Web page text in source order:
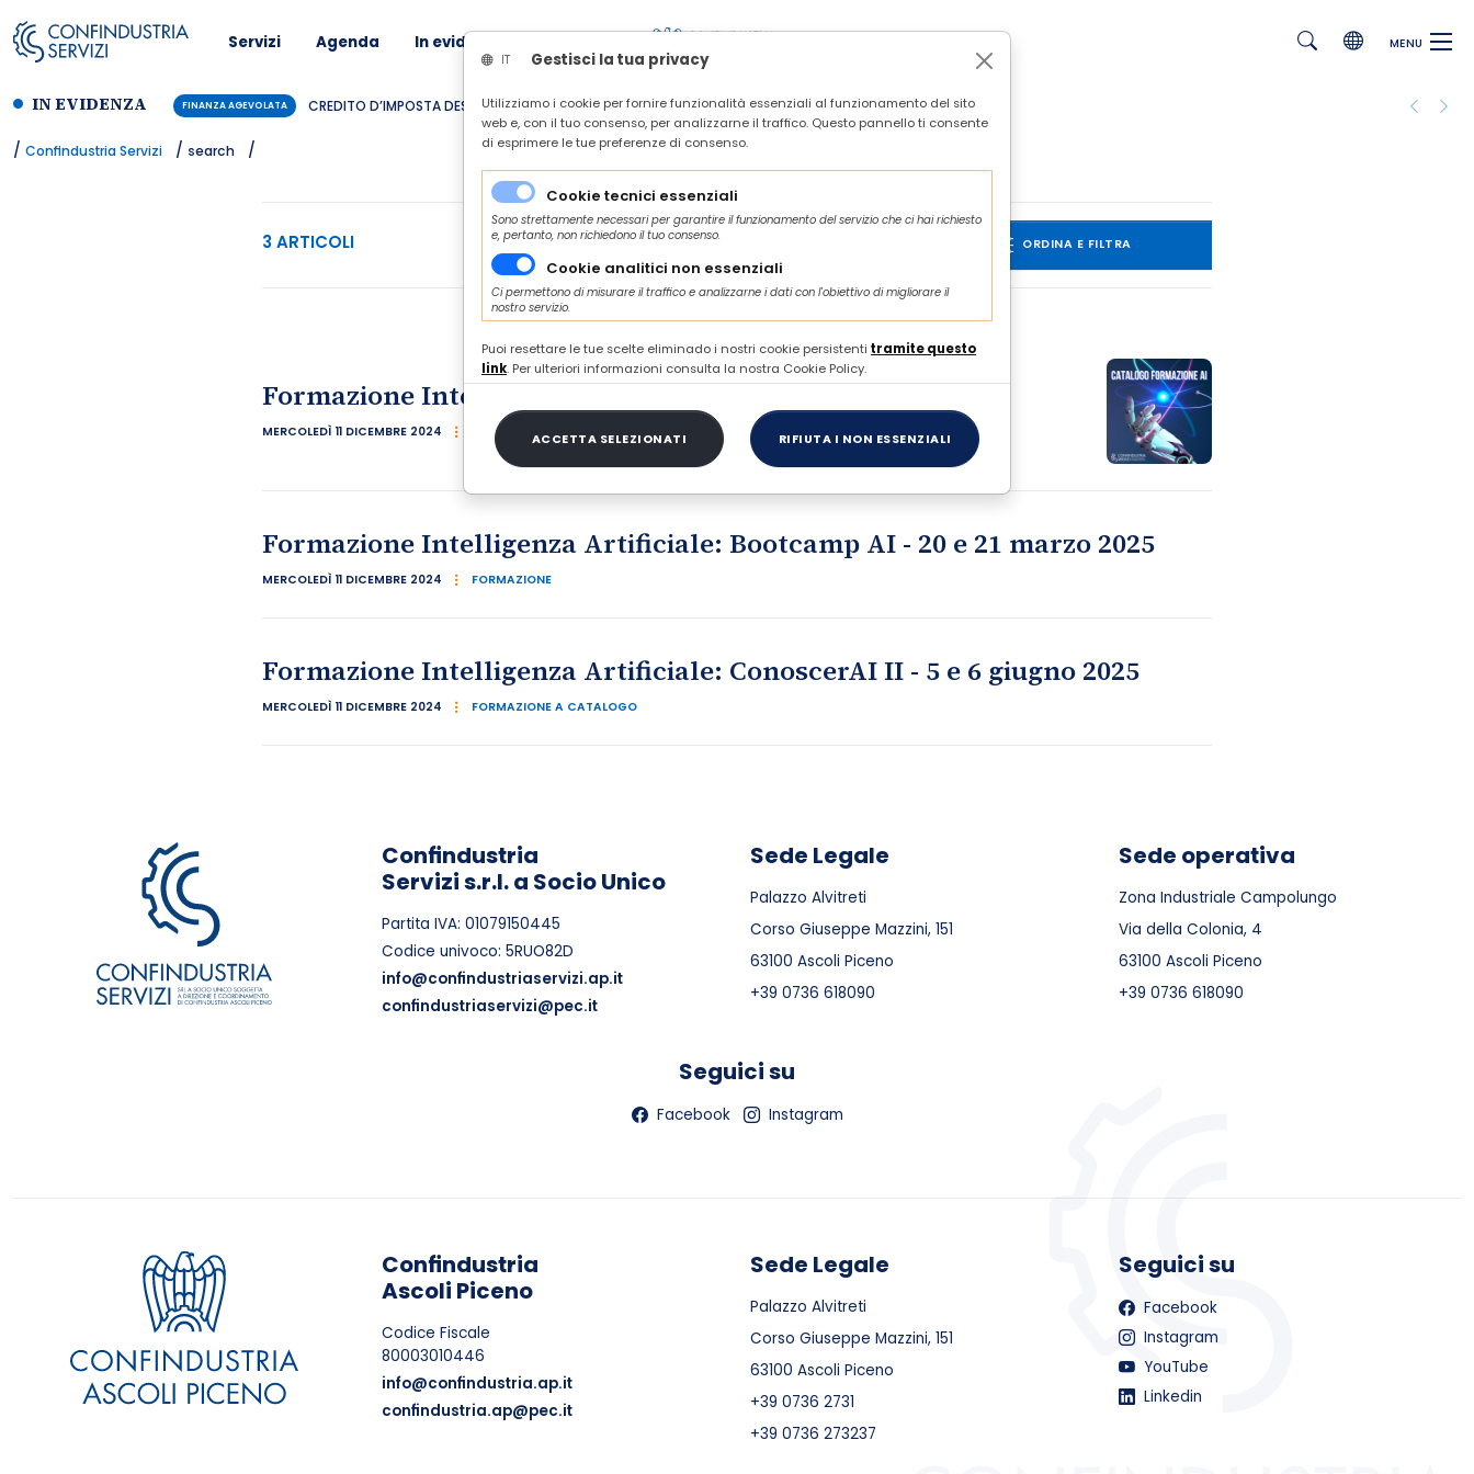
Servizi Agenda In evidenza MENU
IN EVIDENZA FINANZA AGEVOLATA CREDITO D’IMPOSTA DESIGN E IDEAZIONE ESTETICA - APERTURA SPORTELLO: ORE 12:00 DEL 7 LUGLIO 2026
/ Confindustria Servizi / search /
3 ARTICOLI ORDINA E FILTRA
Formazione Intelligenza Artificiale
MERCOLEDÌ 11 DICEMBRE 2024 FORMAZIONE A CATALOGO
Formazione Intelligenza Artificiale: Bootcamp AI - 20 e 21 marzo 2025
MERCOLEDÌ 11 DICEMBRE 2024 FORMAZIONE
Formazione Intelligenza Artificiale: ConoscerAI II - 5 e 6 giugno 2025
MERCOLEDÌ 11 DICEMBRE 2024 FORMAZIONE A CATALOGO
Confindustria
Servizi s.r.l. a Socio Unico
Partita IVA: 01079150445
Codice univoco: 5RUO82D
info@confindustriaservizi.ap.it
confindustriaservizi@pec.it
Sede Legale
Palazzo Alvitreti
Corso Giuseppe Mazzini, 151
63100 Ascoli Piceno
+39 0736 618090
Sede operativa
Zona Industriale Campolungo
Via della Colonia, 4
63100 Ascoli Piceno
+39 0736 618090
Seguici su
Facebook Instagram
Confindustria
Ascoli Piceno
Codice Fiscale
80003010446
info@confindustria.ap.it
confindustria.ap@pec.it
Sede Legale
Palazzo Alvitreti
Corso Giuseppe Mazzini, 151
63100 Ascoli Piceno
+39 0736 2731
+39 0736 273237
Seguici su
Facebook
Instagram
YouTube
Linkedin
IT Gestisci la tua privacy
Utilizziamo i cookie per fornire funzionalità essenziali al funzionamento del sito
web e, con il tuo consenso, per analizzarne il traffico. Questo pannello ti consente
di esprimere le tue preferenze di consenso.
Cookie tecnici essenziali
Sono strettamente necessari per garantire il funzionamento del servizio che ci hai richiesto
e, pertanto, non richiedono il tuo consenso.
Cookie analitici non essenziali
Ci permettono di misurare il traffico e analizzarne i dati con l'obiettivo di migliorare il
nostro servizio.
Puoi resettare le tue scelte eliminado i nostri cookie persistenti tramite questo
link. Per ulteriori informazioni consulta la nostra Cookie Policy.
ACCETTA SELEZIONATI RIFIUTA I NON ESSENZIALI